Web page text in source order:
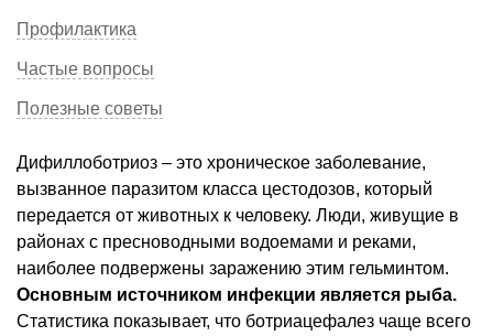
Профилактика
Частые вопросы
Полезные советы
Дифиллоботриоз – это хроническое заболевание,
вызванное паразитом класса цестодозов, который
передается от животных к человеку. Люди, живущие в
районах с пресноводными водоемами и реками,
наиболее подвержены заражению этим гельминтом.
Основным источником инфекции является рыба.
Статистика показывает, что ботриацефалез чаще всего